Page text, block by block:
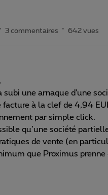
3 commentaires 642 vues
subi une arnaque d'une
facture à la clef de 4,94
par simple click.
qu’une société
de vente (en
que Proximus